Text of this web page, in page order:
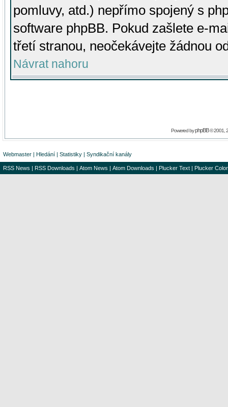
pomluvy, atd.) nepřímo spojený s
software phpBB. Pokud zašlete e-
třetí stranou, neočekávejte žádnou
Návrat nahoru
Powered byphpBB© 2001,
Webmaster | Hledání | Statistiky | Syndikační kanály
RSS News | RSS Downloads | Atom News | Atom Downloads | Plucker Text | Plucker Color